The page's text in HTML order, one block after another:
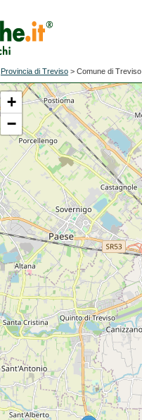
Provincia di Treviso > Comune di Treviso
+
−